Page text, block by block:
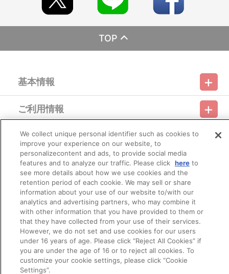
TOP
基本情報
利用規約 特定商取引法に基づく表示
プライバシーオプション 会社概要
ご利用情報
ご利用ガイド サイトマップ 推奨環境
Do Not Sell or Share My Personal Information
会員メニュー
ログイン 会員規約 新規会員登録
その他のご案内
バンダイナムコフィルムワークス
© Bandai Namco Filmworks Inc. All Rights Reserved.
We collect unique personal identifier such as cookies to
improve your experience on our website, to
personalizecontent and ads, to provide social media
features and to analyze our traffic. Please click hereto
see more details about how we use cookies and the
retention period of each cookie. We may sell or share
information about your use of our website to/with our
analytics and advertising partners, who may combine it
with other information that you have provided to them or
that they have collected from your use of their services.
However, we do not set and use cookies for our users
under 16 years of age. Please click “Reject All Cookies” if
you are under the age of 16 or to reject all cookies. To
customize your cookie settings, please click “Cookie
Settings”.